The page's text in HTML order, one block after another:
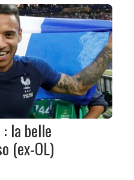
la belle
(ex-OL)